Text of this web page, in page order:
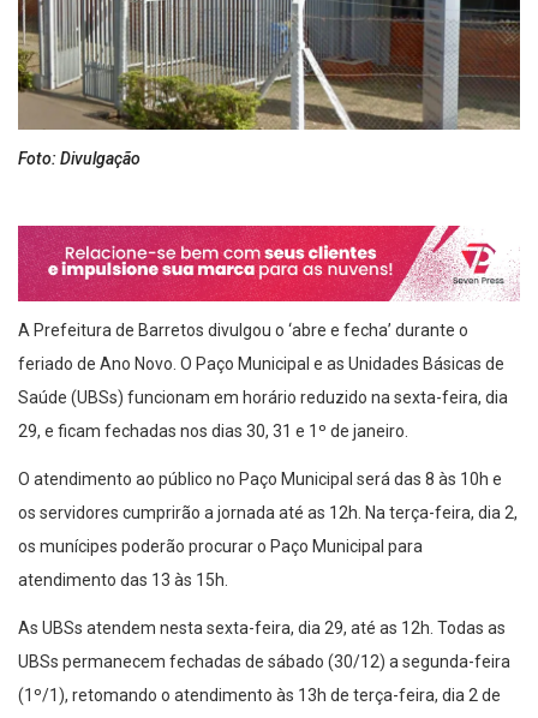
Foto: Divulgação
A Prefeitura de Barretos divulgou o ‘abre e fecha’ durante o
feriado de Ano Novo. O Paço Municipal e as Unidades Básicas de
Saúde (UBSs) funcionam em horário reduzido na sexta-feira, dia
29, e ficam fechadas nos dias 30, 31 e 1º de janeiro.
O atendimento ao público no Paço Municipal será das 8 às 10h e
os servidores cumprirão a jornada até as 12h. Na terça-feira, dia 2,
os munícipes poderão procurar o Paço Municipal para
atendimento das 13 às 15h.
As UBSs atendem nesta sexta-feira, dia 29, até as 12h. Todas as
UBSs permanecem fechadas de sábado (30/12) a segunda-feira
(1º/1), retomando o atendimento às 13h de terça-feira, dia 2 de